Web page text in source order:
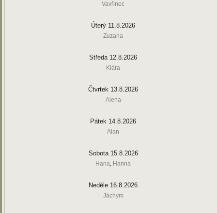
Vavřinec
Úterý 11.8.2026
Zuzana
Středa 12.8.2026
Klára
Čtvrtek 13.8.2026
Alena
Pátek 14.8.2026
Alan
Sobota 15.8.2026
Hana, Hanna
Neděle 16.8.2026
Jáchym